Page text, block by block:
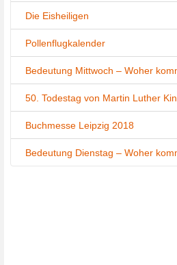
Die Eisheiligen
Pollenflugkalender
Bedeutung Mittwoch – Woher
50. Todestag von Martin Luther
Buchmesse Leipzig 2018
Bedeutung Dienstag – Woher